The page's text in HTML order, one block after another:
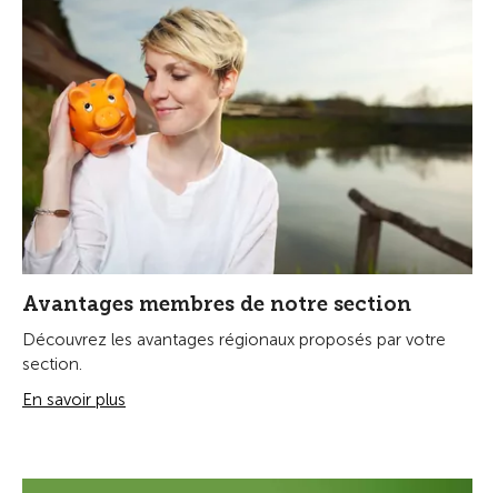
Avantages membres de notre section
Découvrez les avantages régionaux proposés par votre
section.
En savoir plus